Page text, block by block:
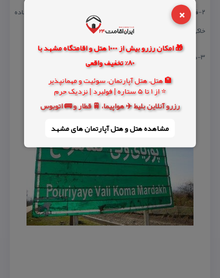
×
🎁 امکان رزرو بیش از 1000 هتل و اقامتگاه مشهد با
80% تخفیف واقعی
🏨 هتل، هتل آپارتمان، سوئیت و مهمانپذیر
⭐ از 1 تا 5 ستاره | فولبرد | نزدیک حرم
رزرو آنلاین بلیط ✈️ هواپیما، 🚆 قطار و 🚌 اتوبوس
مشاهده هتل و هتل‌ آپارتمان های مشهد
۲-فومن- دهستان لولمان-روستای سیاه اسطلخ- روستای كمامردخ بالا(جاده
خاكی)
۳-صومعه سرا -لادمخ-مركیه-روستای كمامردخ(جاده آسفالت)